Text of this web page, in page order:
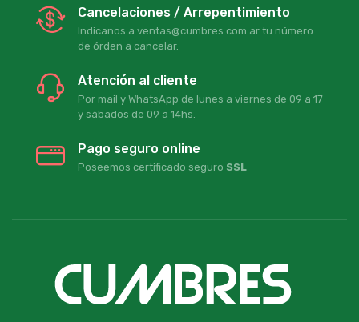
Cancelaciones / Arrepentimiento
Indicanos a ventas@cumbres.com.ar tu número
de órden a cancelar.
Atención al cliente
Por mail y WhatsApp de lunes a viernes de 09 a 17
y sábados de 09 a 14hs.
Pago seguro online
Poseemos certificado seguro SSL